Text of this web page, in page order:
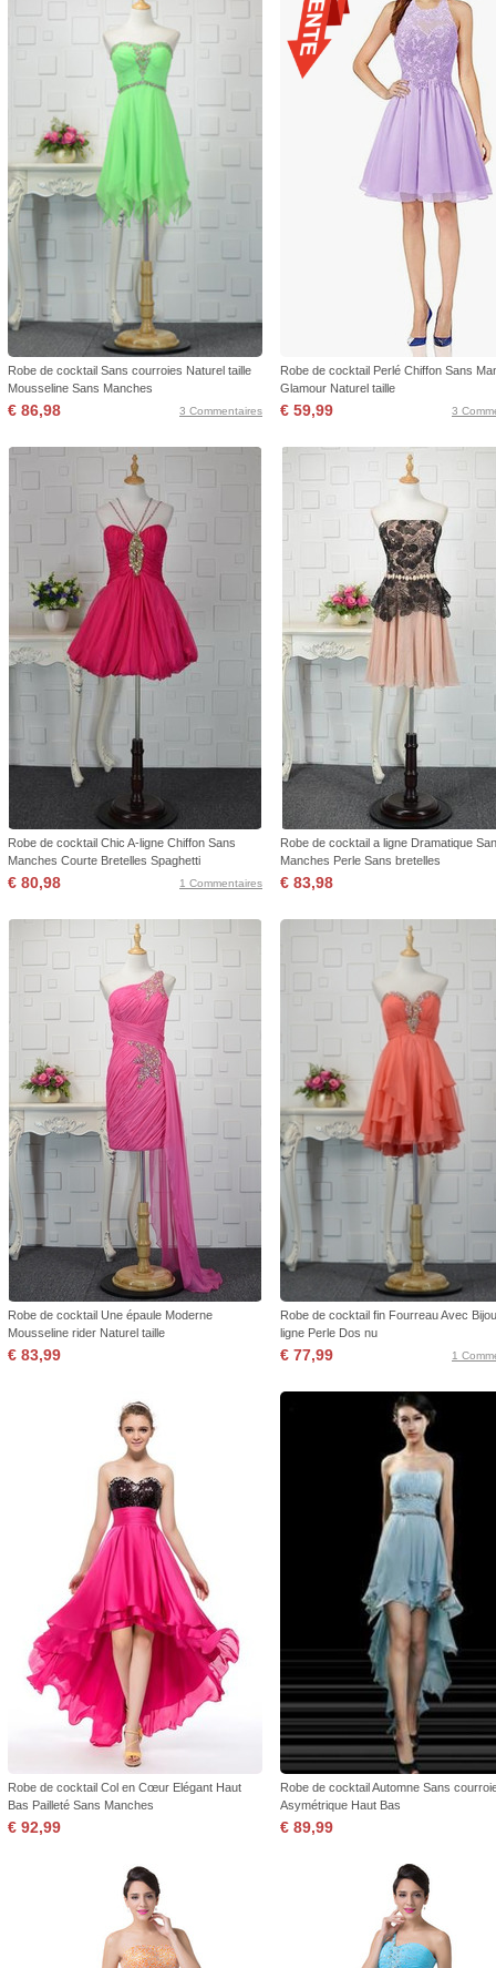
Robe de cocktail Sans courroies Naturel taille
Mousseline Sans Manches
€ 86,98 3 Commentaires
Robe de cocktail Perlé Chiffon Sans
Glamour Naturel taille
€ 59,99 3
Robe de cocktail Chic A-ligne Chiffon Sans
Manches Courte Bretelles Spaghetti
€ 80,98 1 Commentaires
Robe de cocktail a ligne Dramatique
Manches Perle Sans bretelles
€ 83,98
Robe de cocktail Une épaule Moderne
Mousseline rider Naturel taille
€ 83,99
Robe de cocktail fin Fourreau Avec
ligne Perle Dos nu
€ 77,99 1
Robe de cocktail Col en Cœur Elégant Haut
Bas Pailleté Sans Manches
€ 92,99
Robe de cocktail Automne Sans
Asymétrique Haut Bas
€ 89,99